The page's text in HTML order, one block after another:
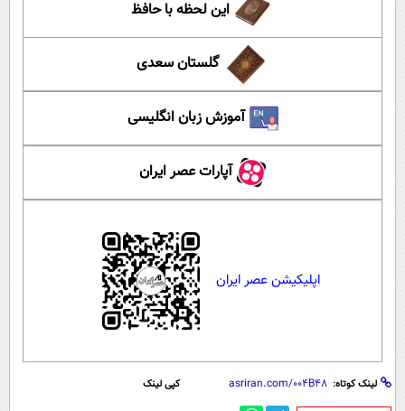
این لحظه با حافظ
گلستان سعدی
آموزش زبان انگلیسی
آپارات عصر ایران
اپلیکیشن عصر ایران
لینک کوتاه: کپی لینک